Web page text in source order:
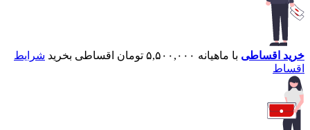
خرید اقساطی با ماهیانه ۵,۵۰۰,۰۰۰ تومان اقساطی بخرید
شرایط
اقساط